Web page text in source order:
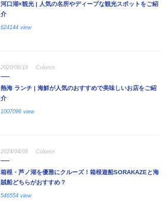
河口湖×観光 | 人気の名所やディープな観光スポットをご紹
介
624144 view
2020/08/19 Column
熱海 ランチ | 海鮮が人気のおすすめで美味しいお店をご紹
介
1007096 view
2024/04/08 Column
箱根・芦ノ湖を優雅にクルーズ！箱根遊船SORAKAZEと海
賊船どちらがおすすめ？
546554 view